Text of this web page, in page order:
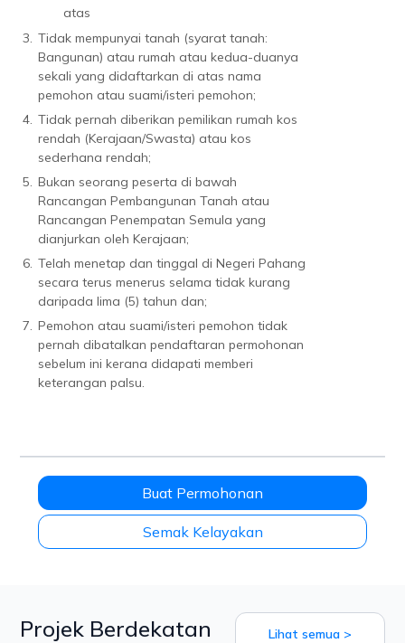
atas
3. Tidak mempunyai tanah (syarat tanah:
Bangunan) atau rumah atau kedua-duanya
sekali yang didaftarkan di atas nama
pemohon atau suami/isteri pemohon;
4. Tidak pernah diberikan pemilikan rumah kos
rendah (Kerajaan/Swasta) atau kos
sederhana rendah;
5. Bukan seorang peserta di bawah
Rancangan Pembangunan Tanah atau
Rancangan Penempatan Semula yang
dianjurkan oleh Kerajaan;
6. Telah menetap dan tinggal di Negeri Pahang
secara terus menerus selama tidak kurang
daripada lima (5) tahun dan;
7. Pemohon atau suami/isteri pemohon tidak
pernah dibatalkan pendaftaran permohonan
sebelum ini kerana didapati memberi
keterangan palsu.
Buat Permohonan
Semak Kelayakan
Projek Berdekatan Lihat semua >